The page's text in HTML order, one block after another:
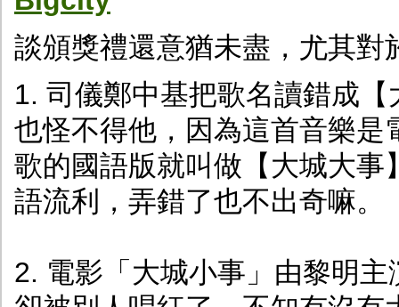
談頒獎禮還意猶未盡，尤其
1. 司儀鄭中基把歌名讀錯成
也怪不得他，因為這首音樂
歌的國語版就叫做【大城大
語流利，弄錯了也不出奇嘛。
2. 電影「大城小事」由黎明